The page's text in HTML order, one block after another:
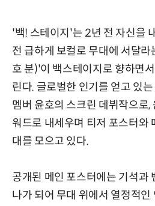
'백! 스테이지'는 2년 전 자신을
전 급하게 보컬로 무대에 서달
호 분)'이 백스테이지로 향하면
린다. 글로벌한 인기를 얻고 있
멤버 윤호의 스크린 데뷔작으로,
워드로 내세우며 티저 포스터와
대를 모으고 있다.
공개된 메인 포스터에는 기석과
나가 되어 무대 위에서 열정적인